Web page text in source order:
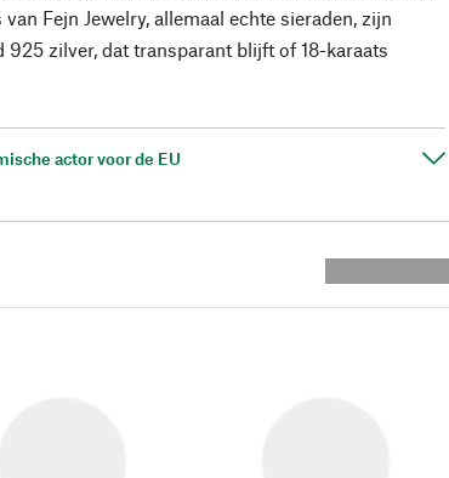
Fejn Jewelry, allemaal echte sieraden, zijn
925 zilver, dat transparant blijft of 18-karaats
actor voor de EU